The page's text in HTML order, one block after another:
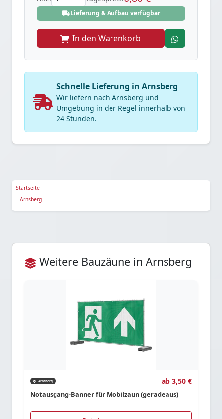
Startseite
Arnsberg
Lieferung & Aufbau verfügbar
In den Warenkorb
Schnelle Lieferung in Arnsberg
Wir liefern nach Arnsberg und
Umgebung in der Regel innerhalb von
24 Stunden.
Weitere Bauzäune in Arnsberg
Arnsberg ab 3,50 €
Notausgang-Banner für Mobilzaun (geradeaus)